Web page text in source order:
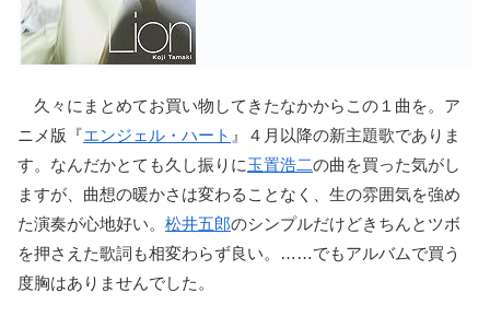
久々にまとめてお買い物してきたなかからこの１曲を。ア
ニメ版『エンジェル・ハート 』４月以降の新主題歌でありま
す。なんだかとても久し振りに玉置浩二の曲を買った気がし
ますが、曲想の暖かさは変わることなく、生の雰囲気を強め
た演奏が心地好い。 松井五郎のシンプルだけどきちんとツボ
を押さえた歌詞も相変わらず良い。……でもアルバムで買う
度胸はありませんでした。